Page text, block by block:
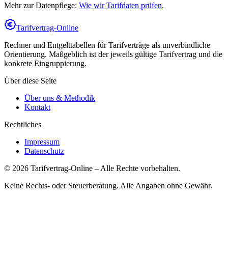
Mehr zur Datenpflege: Wie wir Tarifdaten prüfen.
Tarifvertrag-Online
Rechner und Entgelttabellen für Tarifverträge als unverbindliche
Orientierung. Maßgeblich ist der jeweils gültige Tarifvertrag und die
konkrete Eingruppierung.
Über diese Seite
Über uns & Methodik
Kontakt
Rechtliches
Impressum
Datenschutz
© 2026 Tarifvertrag-Online – Alle Rechte vorbehalten.
Keine Rechts- oder Steuerberatung. Alle Angaben ohne Gewähr.